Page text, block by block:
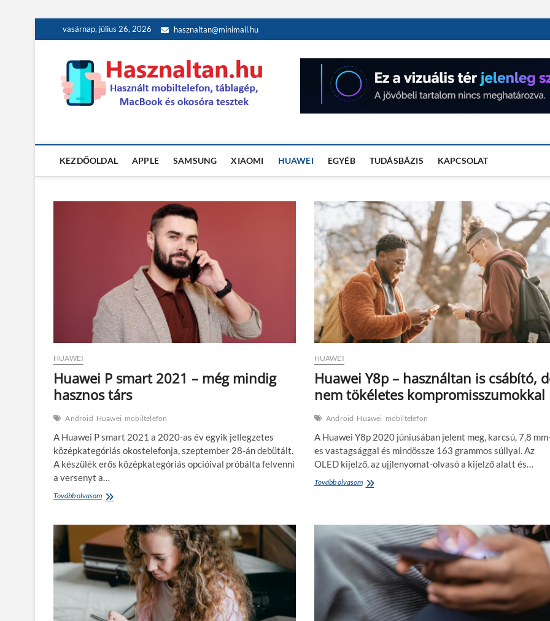
to
vasárnap, július 26, 2026 hasznaltan@minimail.hu
KEZDŐOLDAL APPLE SAMSUNG XIAOMI HUAWEI EGYÉB TUDÁSBÁZIS KAPCSOLAT
HUAWEI
Huawei P smart 2021 – még mindig
hasznos társ
Android Huawei mobiltelefon
A Huawei P smart 2021 a 2020-as év egyik jellegzetes
középkategóriás okostelefonja, szeptember 28-án debütált.
A készülék erős középkategóriás opcióival próbálta felvenni
a versenyt a…
Tovább olvasomHuawei
2021
még
mindig
hasznos
társ
HUAWEI
Huawei Y8p – használtan is csábító,
nem tökéletes kompromisszumokkal
Android Huawei mobiltelefon
A Huawei Y8p 2020 júniusában jelent meg, karcsú, 7,8
es vastagsággal és mindössze 163 grammos súllyal. Az
OLED kijelző, az ujjlenyomat-olvasó a kijelző alatt és…
Tovább olvasomHuawei
is
csábító,
de
nem
tökéletes
kompromisszumokkal